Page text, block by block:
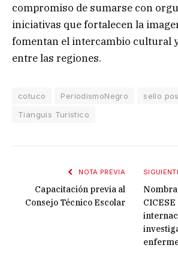
compromiso de sumarse con
iniciativas que fortalecen la
fomentan el intercambio cultural
entre las regiones.
cotuco PeriodismoNegro
sello
Tianguis Turístico
NOTA PREVIA
Capacitación previa al
Consejo Técnico Escolar